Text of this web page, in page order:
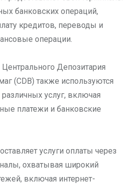
банковских операций,
кредитов, переводы и
операции.
Депозитария
(CDB) также используются
услуг, включая
платежи и банковские
услуги оплаты через
охватывая широкий
включая интернет-